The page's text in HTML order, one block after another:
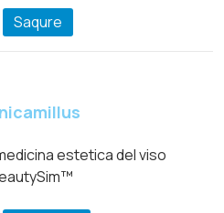
Saqure
estetica del viso